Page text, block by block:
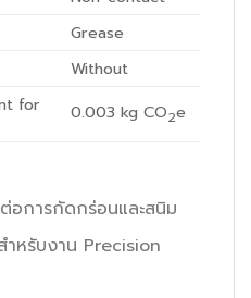
Grease
Without
for
0.003 kg CO2e
อการกัดกร่อนและสนิม
ำหรับงาน Precision